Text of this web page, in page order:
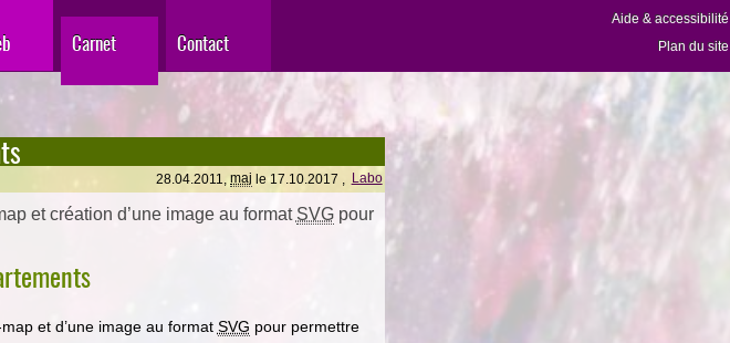
Carnet Contact
Aide & accessibilité
Plan du site
28.04.2011,maj le 17.10.2017 , Labo
et création d’une image au format SVGpour
et d’une image au format SVG pour permettre